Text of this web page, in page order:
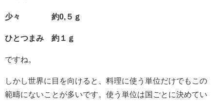
少々 約0,５ｇ
ひとつまみ 約１ｇ
ですね。
しかし世界に目を向けると、料理に使う単位だけでもこの
範疇にないことが多いです。使う単位は国ごとに決めてい